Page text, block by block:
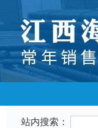
站内搜索：